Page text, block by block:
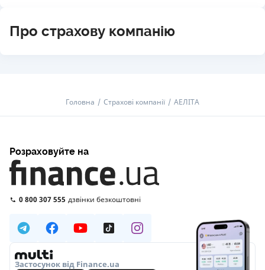
Про страхову компанію
Головна Страхові компанії АЕЛІТА
Розраховуйте на
0 800 307 555 дзвінки безкоштовні
Застосунок від Finance.ua